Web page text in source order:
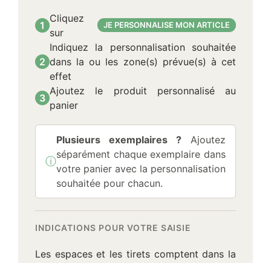
1
Cliquez
sur
JE PERSONNALISE MON ARTICLE
2
Indiquez la personnalisation souhaitée
dans la ou les zone(s) prévue(s) à cet
effet
3
Ajoutez le produit personnalisé au
panier
ⓘ
Information :
Plusieurs exemplaires ? Ajoutez
séparément chaque exemplaire dans
votre panier avec la personnalisation
souhaitée pour chacun.
INDICATIONS POUR VOTRE SAISIE
Les espaces et les tirets comptent dans la